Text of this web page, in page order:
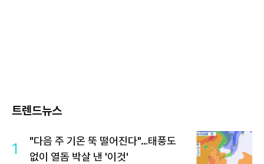
트렌드뉴스
1
"다음 주 기온 뚝 떨어진다"…태풍도
없이 열돔 박살 낸 '이것'